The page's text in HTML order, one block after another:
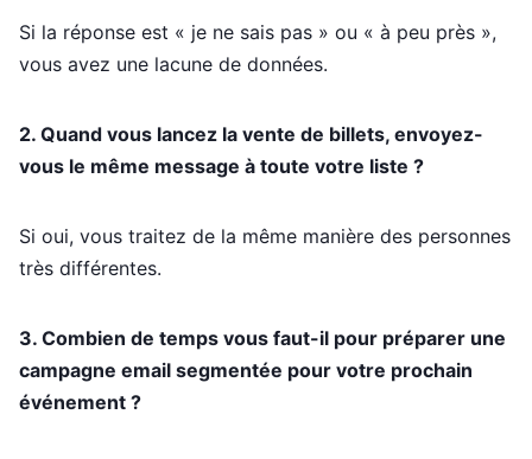
Si la réponse est « je ne sais pas » ou « à peu près »,
vous avez une lacune de données.
2. Quand vous lancez la vente de billets, envoyez-
vous le même message à toute votre liste ?
Si oui, vous traitez de la même manière des personnes
très différentes.
3. Combien de temps vous faut-il pour préparer une
campagne email segmentée pour votre prochain
événement ?